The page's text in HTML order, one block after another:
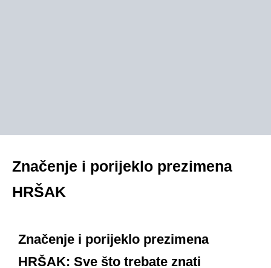
Značenje i porijeklo prezimena
HRŠAK
Značenje i porijeklo prezimena
HRŠAK: Sve što trebate znati